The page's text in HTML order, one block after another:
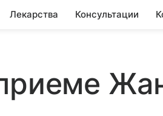
Лекарства Консультации